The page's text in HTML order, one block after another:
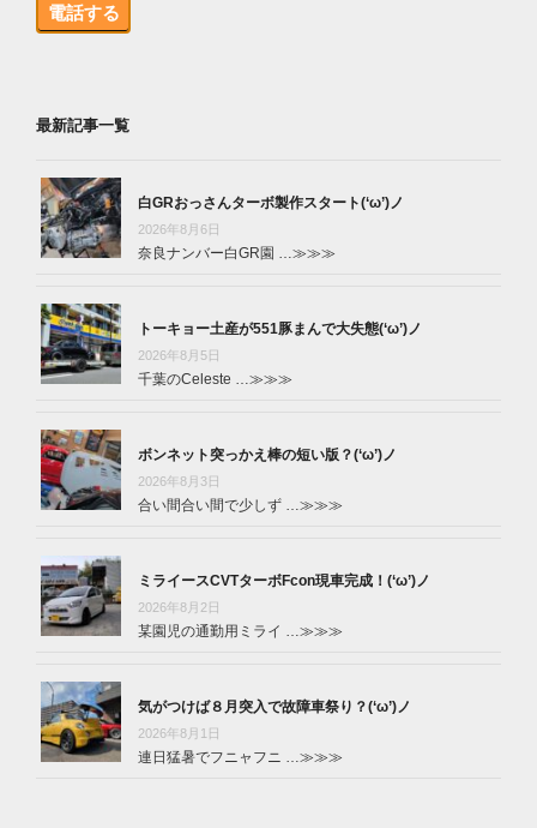
電話する
最新記事一覧
白GRおっさんターボ製作スタート(‘ω’)ノ
2026年8月6日
奈良ナンバー白GR園 …≫≫≫
トーキョー土産が551豚まんで大失態(‘ω’)ノ
2026年8月5日
千葉のCeleste …≫≫≫
ボンネット突っかえ棒の短い版？(‘ω’)ノ
2026年8月3日
合い間合い間で少しず …≫≫≫
ミライースCVTターボFcon現車完成！(‘ω’)ノ
2026年8月2日
某園児の通勤用ミライ …≫≫≫
気がつけば８月突入で故障車祭り？(‘ω’)ノ
2026年8月1日
連日猛暑でフニャフニ …≫≫≫